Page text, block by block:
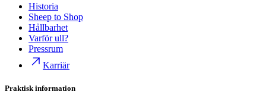
Historia
Sheep to Shop
Hållbarhet
Varför ull?
Pressrum
Karriär
Praktisk information